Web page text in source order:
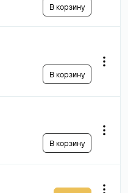
В корзину
В корзину
В корзину